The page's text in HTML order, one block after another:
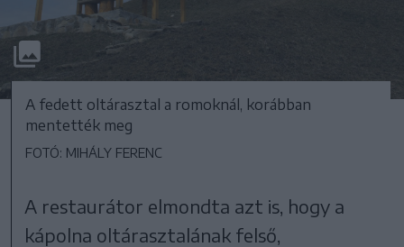
A fedett oltárasztal a romoknál, korábban
mentették meg
FOTÓ: MIHÁLY FERENC
A restaurátor elmondta azt is, hogy a
kápolna oltárasztalának felső,